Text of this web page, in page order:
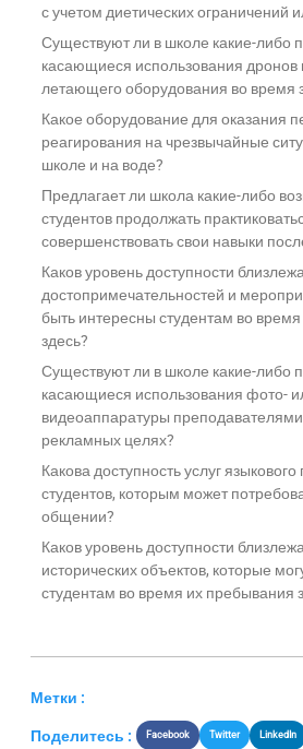
с учетом диетических ограничений
Существуют ли в школе какие-либо
касающиеся использования дронов
летающего оборудования во время
Какое оборудование для оказания
реагирования на чрезвычайные
школе и на воде?
Предлагает ли школа какие-либо
студентов продолжать
совершенствовать свои навыки
Каков уровень доступности
достопримечательностей и
быть интересны студентам во
здесь?
Существуют ли в школе какие-либо
касающиеся использования фото-
видеоаппаратуры
рекламных целях?
Какова доступность услуг
студентов, которым может
общении?
Каков уровень доступности
исторических объектов, которые
студентам во время их пребывания
Метки :
Поделитесь : Facebook Twitter LinkedIn